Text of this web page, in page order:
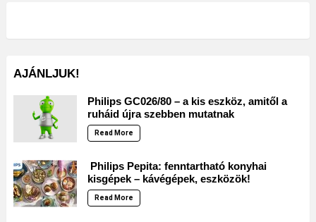
AJÁNLJUK!
Philips GC026/80 – a kis eszköz, amitől a
ruháid újra szebben mutatnak
Read More
Philips Pepita: fenntartható konyhai
kisgépek – kávégépek, eszközök!
Read More